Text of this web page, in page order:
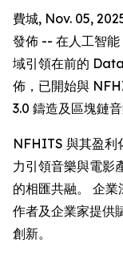
費城, Nov. 05,
發佈 -- 在人工智
域引領在前的
佈，已開始與
3.0 鑄造及區塊鏈
NFHITS 與其盈利
力引領音樂與電影
的相匯共融。 企
作者及企業家提供
創新。